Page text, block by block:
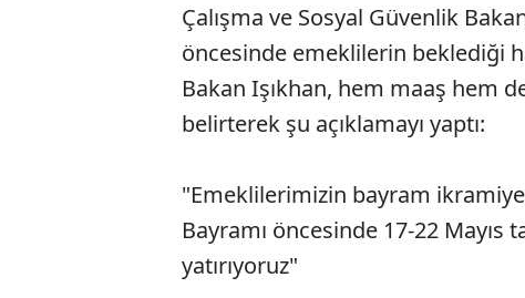
Çalışma ve Sosyal Güvenlik
öncesinde emeklilerin beklediği
Bakan Işıkhan, hem maaş hem
belirterek şu açıklamayı yaptı:
"Emeklilerimizin bayram
Bayramı öncesinde 17-22 Mayıs
yatırıyoruz"